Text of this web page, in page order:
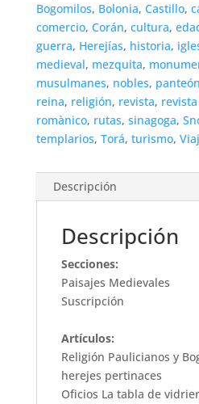
Bogomilos, Bolonia, Castillo,
comercio, Corán, cultura,
guerra, Herejías, historia,
medieval, mezquita,
musulmanes, nobles,
reina, religión, revista,
romànico, rutas, sinagoga,
templarios, Torá, turismo,
Descripción
Descripción
Secciones:
Paisajes Medievales
Suscripción
Artículos:
Religión Paulicianos y
herejes pertinaces
Oficios La tabla de